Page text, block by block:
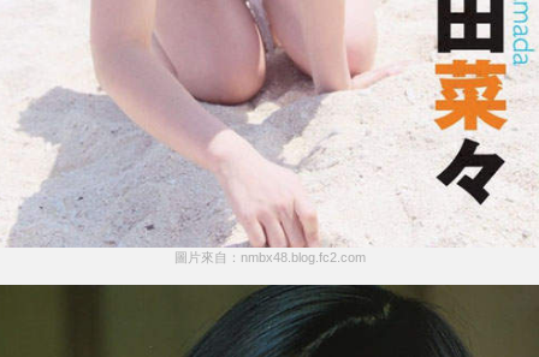
圖片來自：nmbx48.blog.fc2.com